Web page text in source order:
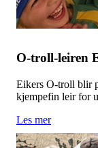
O-troll-leiren
Eikers O-troll blir
kjempefin leir for
Les mer